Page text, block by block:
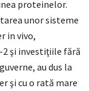
proteinelor.
unor sisteme
in vivo,
2 şi investiţiile fără
au dus la
şi cu o rată mare